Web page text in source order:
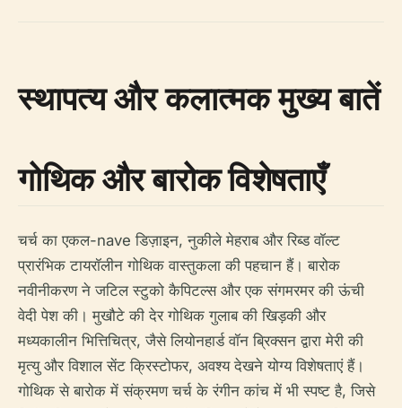
स्थापत्य और कलात्मक मुख्य बातें
गोथिक और बारोक विशेषताएँ
चर्च का एकल-nave डिज़ाइन, नुकीले मेहराब और रिब्ड वॉल्ट
प्रारंभिक टायरॉलीन गोथिक वास्तुकला की पहचान हैं। बारोक
नवीनीकरण ने जटिल स्टुको कैपिटल्स और एक संगमरमर की ऊंची
वेदी पेश की। मुखौटे की देर गोथिक गुलाब की खिड़की और
मध्यकालीन भित्तिचित्र, जैसे लियोनहार्ड वॉन ब्रिक्सन द्वारा मेरी की
मृत्यु और विशाल सेंट क्रिस्टोफर, अवश्य देखने योग्य विशेषताएं हैं।
गोथिक से बारोक में संक्रमण चर्च के रंगीन कांच में भी स्पष्ट है, जिसे